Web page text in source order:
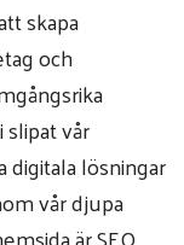
skapa
och
vår
lösningar
vår djupa